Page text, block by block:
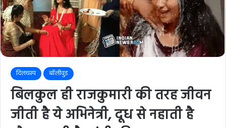
दिलचस्प बॉलीवुड
बिलकुल ही राजकुमारी की तरह जीवन
जीती है ये अभिनेत्री, दूध से नहाती है